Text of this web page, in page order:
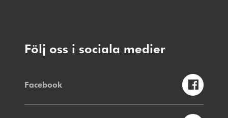
Följ oss i sociala medier
Facebook